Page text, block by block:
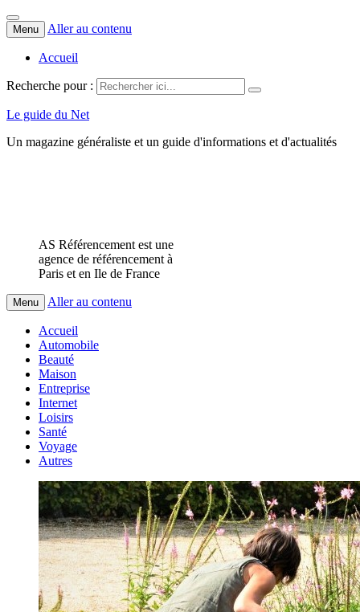
Menu Aller au contenu
Accueil
Recherche pour :
Le guide du Net
Un magazine généraliste et un guide d'informations et d'actualités
AS Référencement est une
agence de référencement à
Paris et en Ile de France
Menu Aller au contenu
Accueil
Automobile
Beauté
Maison
Entreprise
Internet
Loisirs
Santé
Voyage
Autres